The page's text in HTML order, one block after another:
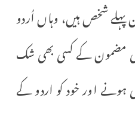
پہلے شخص ہیں، وہاں اُردو
مضمون کے کسی بھی شک
ہونے اور خود کو اردو کے